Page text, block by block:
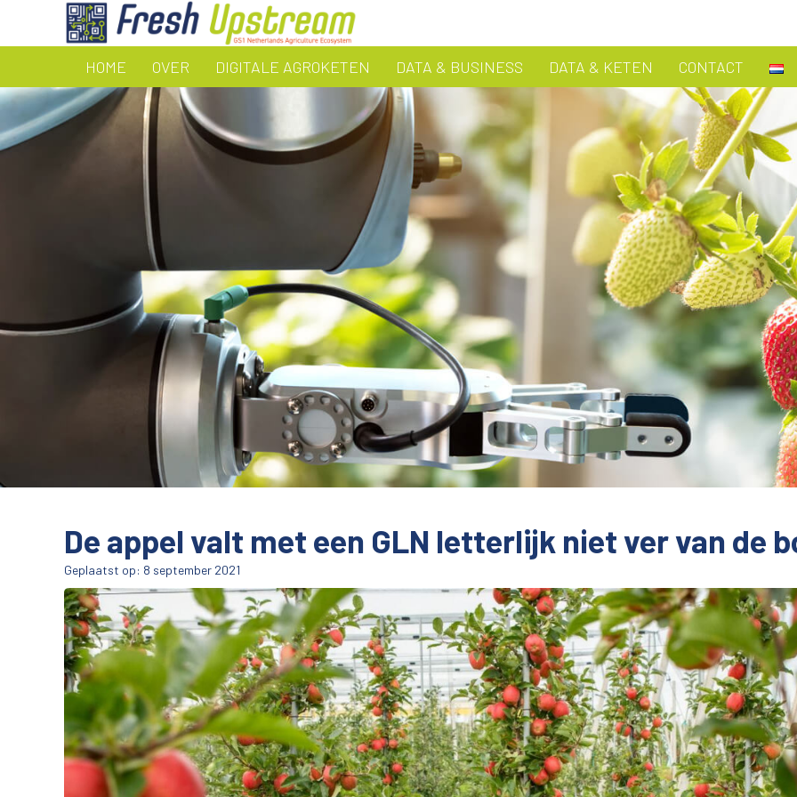
HOME OVER DIGITALE AGROKETEN DATA & BUSINESS DATA & KETEN CONTACT
De appel valt met een GLN letterlijk niet ver van de
Geplaatst op: 8 september 2021